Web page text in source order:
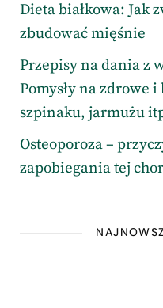
Dieta białkowa: Jak
zbudować mięśnie
Przepisy na dania z
Pomysły na zdrowe
szpinaku, jarmużu
Osteoporoza –
zapobiegania tej